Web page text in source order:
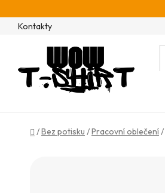
na
obsahKontakty
Domů
/Bez potisku /Pracovní oblečení/